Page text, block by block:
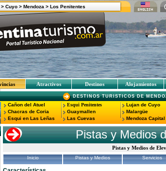
> Cuyo > Mendoza > Los Penitentes
Atractivos Destinos Alojamientos
DESTINOS TURISTICOS DE
Cañon del Atuel
Chacras de Coria
Esqui en Las Leñas
Esqui Penitentes
Guaymallen
Las Cuevas
Lujan de Cuyo
Malargüe
Mendoza Capital
Pistas y Medios
Pistas y Medios de
Inicio Pistas y Medios Servicios